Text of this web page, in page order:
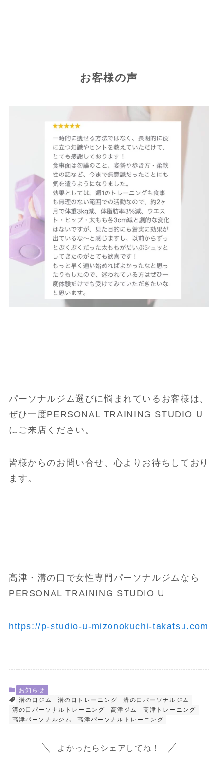
お客様の声
パーソナルジム選びに悩まれているお客様は、
ぜひ一度PERSONAL TRAINING STUDIO U
にご来店ください。
皆様からのお問い合せ、心よりお待ちしており
ます。
高津・溝の口で女性専門パーソナルジムなら
PERSONAL TRAINING STUDIO U
https://p-studio-u-mizonokuchi-takatsu.com
お知らせ
溝の口ジム
溝の口トレーニング
溝の口パーソナルジム
溝の口パーソナルトレーニング
高津ジム
高津トレーニング
高津パーソナルジム
高津パーソナルトレーニング
よかったらシェアしてね！